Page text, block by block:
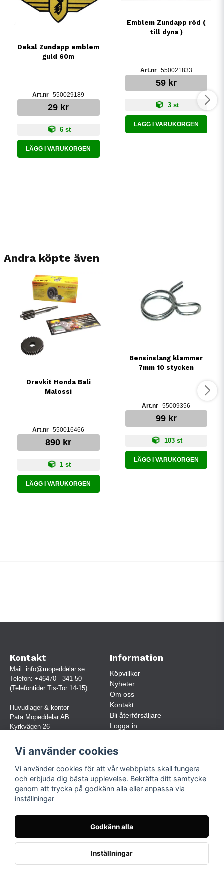
Dekal Zundapp emblem
guld 60m
550029189
29 kr
6 st
LÄGG I VARUKORGEN
Emblem Zundapp röd (
till dyna )
550021833
59 kr
3 st
LÄGG I VARUKORGEN
Andra köpte även
Drevkit Honda Bali
Malossi
550016466
890 kr
1 st
LÄGG I VARUKORGEN
Bensinslang klammer
7mm 10 stycken
55009356
99 kr
103 st
LÄGG I VARUKORGEN
Kontakt
Mail: info@mopeddelar.se
Telefon: +46470 - 341 50
(Telefontider Tis-Tor 14-15)
Huvudlager & kontor
Pata Mopeddelar AB
Kyrkvägen 26
(OBS. Endast förbokade besök)
Org.nr:
559030-5248
Jur. namn: Pata Mopeddelar AB
Information
Köpvillkor
Nyheter
Om oss
Kontakt
Bli återförsäljare
Logga in
Följ oss
TikTok
Vi använder cookies
Vi använder cookies för att vår webbplats skall fungera
och erbjuda dig bästa upplevelse. Bekräfta ditt samtycke
genom att trycka på godkänn alla eller anpassa via
inställningar
Godkänn alla
Inställningar